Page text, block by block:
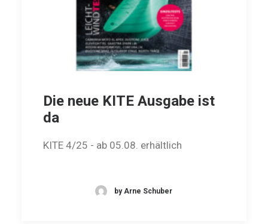
Die neue KITE Ausgabe ist
da
KITE 4/25 - ab 05.08. erhältlich
by Arne Schuber